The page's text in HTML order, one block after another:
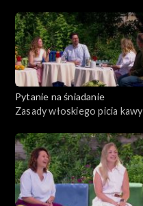
Pytanie na śniadanie
Zasady włoskiego picia kawy